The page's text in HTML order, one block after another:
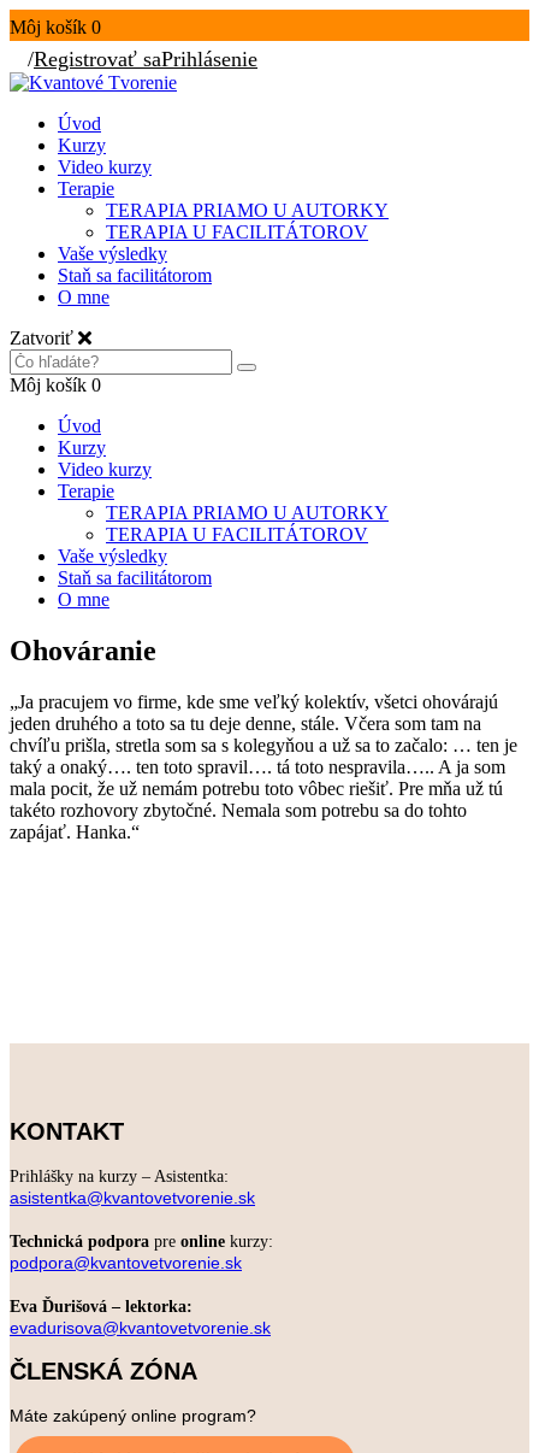
Môj košík 0
/Registrovať saPrihlásenie
Úvod
Kurzy
Video kurzy
Terapie
TERAPIA PRIAMO U AUTORKY
TERAPIA U FACILITÁTOROV
Vaše výsledky
Staň sa facilitátorom
O mne
Zatvoriť
Môj košík 0
Úvod
Kurzy
Video kurzy
Terapie
TERAPIA PRIAMO U AUTORKY
TERAPIA U FACILITÁTOROV
Vaše výsledky
Staň sa facilitátorom
O mne
Ohováranie
„Ja pracujem vo firme, kde sme veľký kolektív, všetci ohovárajú
jeden druhého a toto sa tu deje denne, stále. Včera som tam na
chvíľu prišla, stretla som sa s kolegyňou a už sa to začalo: … ten je
taký a onaký…. ten toto spravil…. tá toto nespravila….. A ja som
mala pocit, že už nemám potrebu toto vôbec riešiť. Pre mňa už tú
takéto rozhovory zbytočné. Nemala som potrebu sa do tohto
zapájať. Hanka.“
KONTAKT
Prihlášky na kurzy – Asistentka:
asistentka@kvantovetvorenie.sk
Technická podpora pre online kurzy:
podpora@kvantovetvorenie.sk
Eva Ďurišová – lektorka:
evadurisova@kvantovetvorenie.sk
ČLENSKÁ ZÓNA
Máte zakúpený online program?